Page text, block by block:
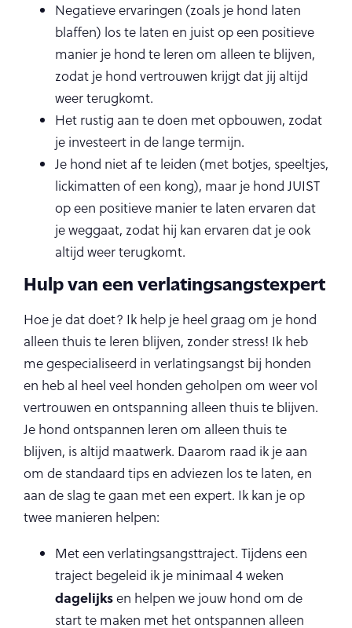
Negatieve ervaringen (zoals je hond laten
blaffen) los te laten en juist op een positieve
manier je hond te leren om alleen te blijven,
zodat je hond vertrouwen krijgt dat jij altijd
weer terugkomt.
Het rustig aan te doen met opbouwen, zodat
je investeert in de lange termijn.
Je hond niet af te leiden (met botjes, speeltjes,
lickimatten of een kong), maar je hond JUIST
op een positieve manier te laten ervaren dat
je weggaat, zodat hij kan ervaren dat je ook
altijd weer terugkomt.
Hulp van een verlatingsangstexpert
Hoe je dat doet? Ik help je heel graag om je hond
alleen thuis te leren blijven, zonder stress! Ik heb
me gespecialiseerd in verlatingsangst bij honden
en heb al heel veel honden geholpen om weer vol
vertrouwen en ontspanning alleen thuis te blijven.
Je hond ontspannen leren om alleen thuis te
blijven, is altijd maatwerk. Daarom raad ik je aan
om de standaard tips en adviezen los te laten, en
aan de slag te gaan met een expert. Ik kan je op
twee manieren helpen:
Met een verlatingsangsttraject. Tijdens een
traject begeleid ik je minimaal 4 weken
dagelijksen helpen we jouw hond om de
start te maken met het ontspannen alleen